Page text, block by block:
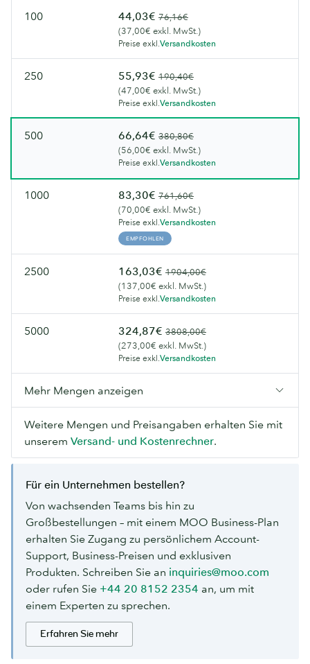
100 44,03€ 76,16€
(37,00€ exkl. MwSt.)
Preise exkl.Versandkosten
250 55,93€ 190,40€
(47,00€ exkl. MwSt.)
Preise exkl.Versandkosten
500 66,64€ 380,80€
(56,00€ exkl. MwSt.)
Preise exkl.Versandkosten
1000 83,30€ 761,60€
(70,00€ exkl. MwSt.)
Preise exkl.Versandkosten
EMPFOHLEN
2500 163,03€ 1904,00€
(137,00€ exkl. MwSt.)
Preise exkl.Versandkosten
5000 324,87€ 3808,00€
(273,00€ exkl. MwSt.)
Preise exkl.Versandkosten
Mehr Mengen anzeigen
Weitere Mengen und Preisangaben erhalten Sie mit
unserem Versand- und Kostenrechner.
Für ein Unternehmen bestellen?
Von wachsenden Teams bis hin zu
Großbestellungen – mit einem MOO Business-Plan
erhalten Sie Zugang zu persönlichem Account-
Support, Business-Preisen und exklusiven
Produkten. Schreiben Sie an inquiries@moo.com
oder rufen Sie +44 20 8152 2354 an, um mit
einem Experten zu sprechen.
Erfahren Sie mehr